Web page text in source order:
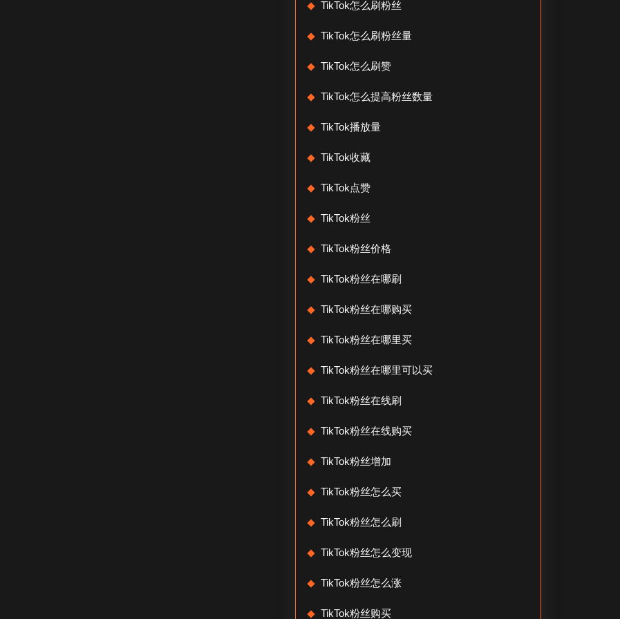
TikTok怎么刷粉丝
TikTok怎么刷粉丝量
TikTok怎么刷赞
TikTok怎么提高粉丝数量
TikTok播放量
TikTok收藏
TikTok点赞
TikTok粉丝
TikTok粉丝价格
TikTok粉丝在哪刷
TikTok粉丝在哪购买
TikTok粉丝在哪里买
TikTok粉丝在哪里可以买
TikTok粉丝在线刷
TikTok粉丝在线购买
TikTok粉丝增加
TikTok粉丝怎么买
TikTok粉丝怎么刷
TikTok粉丝怎么变现
TikTok粉丝怎么涨
TikTok粉丝购买